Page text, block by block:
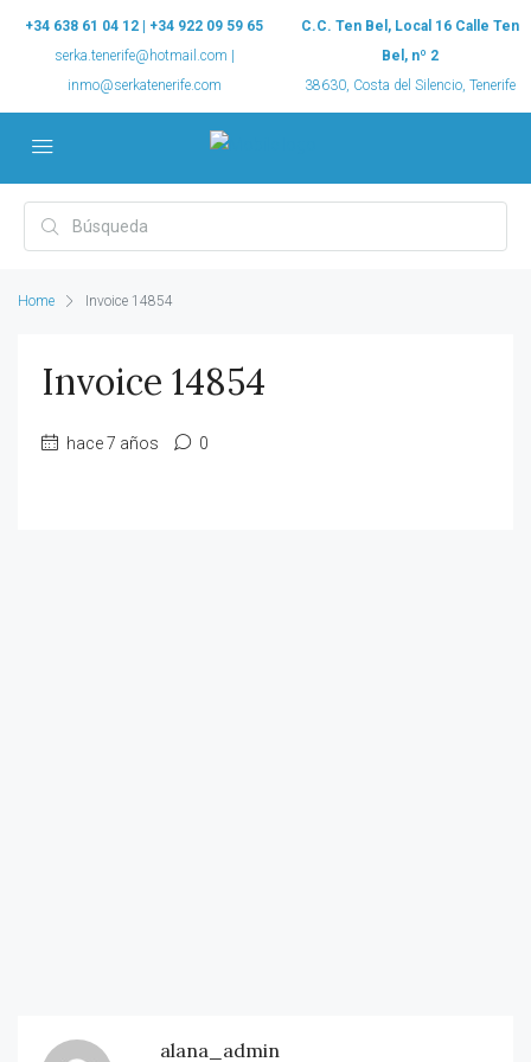
+34 638 61 04 12 | +34 922 09 59 65
serka.tenerife@hotmail.com |
inmo@serkatenerife.com
C.C. Ten Bel, Local 16 Calle Ten
Bel, nº 2
38630, Costa del Silencio, Tenerife
Home Invoice 14854
Invoice 14854
hace 7 años 0
alana_admin